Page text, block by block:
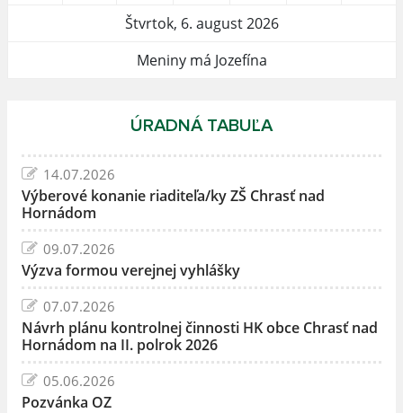
Štvrtok, 6. august 2026
Meniny má Jozefína
ÚRADNÁ TABUĽA
14.07.2026
Výberové konanie riaditeľa/ky ZŠ Chrasť nad
Hornádom
09.07.2026
Výzva formou verejnej vyhlášky
07.07.2026
Návrh plánu kontrolnej činnosti HK obce Chrasť nad
Hornádom na II. polrok 2026
05.06.2026
Pozvánka OZ